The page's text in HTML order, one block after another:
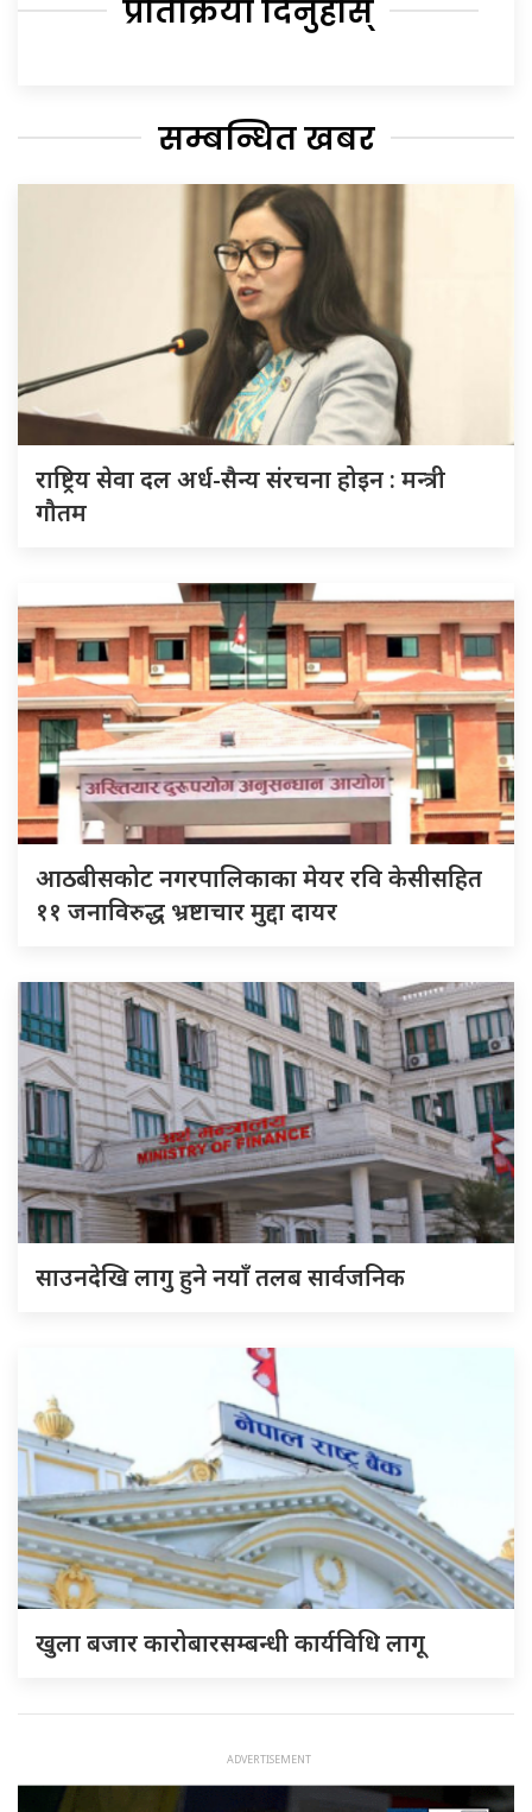
प्रतिक्रिया दिनुहोस्
सम्बन्धित खबर
राष्ट्रिय सेवा दल अर्ध-सैन्य संरचना होइन : मन्त्री
गौतम
आठबीसकोट नगरपालिकाका मेयर रवि केसीसहित
११ जनाविरुद्ध भ्रष्टाचार मुद्दा दायर
साउनदेखि लागु हुने नयाँ तलब सार्वजनिक
खुला बजार कारोबारसम्बन्धी कार्यविधि लागू